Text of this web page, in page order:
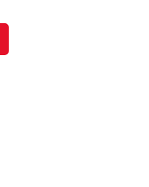
de l'extérieur